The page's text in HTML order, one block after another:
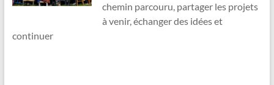
chemin parcouru, partager les projets
à venir, échanger des idées et
continuer